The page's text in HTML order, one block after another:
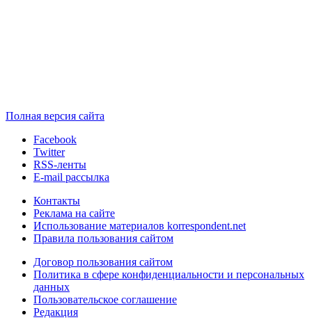
Полная версия сайта
Facebook
Twitter
RSS-ленты
E-mail рассылка
Контакты
Реклама на сайте
Использование материалов korrespondent.net
Правила пользования сайтом
Договор пользования сайтом
Политика в сфере конфиденциальности и персональных
данных
Пользовательское соглашение
Редакция